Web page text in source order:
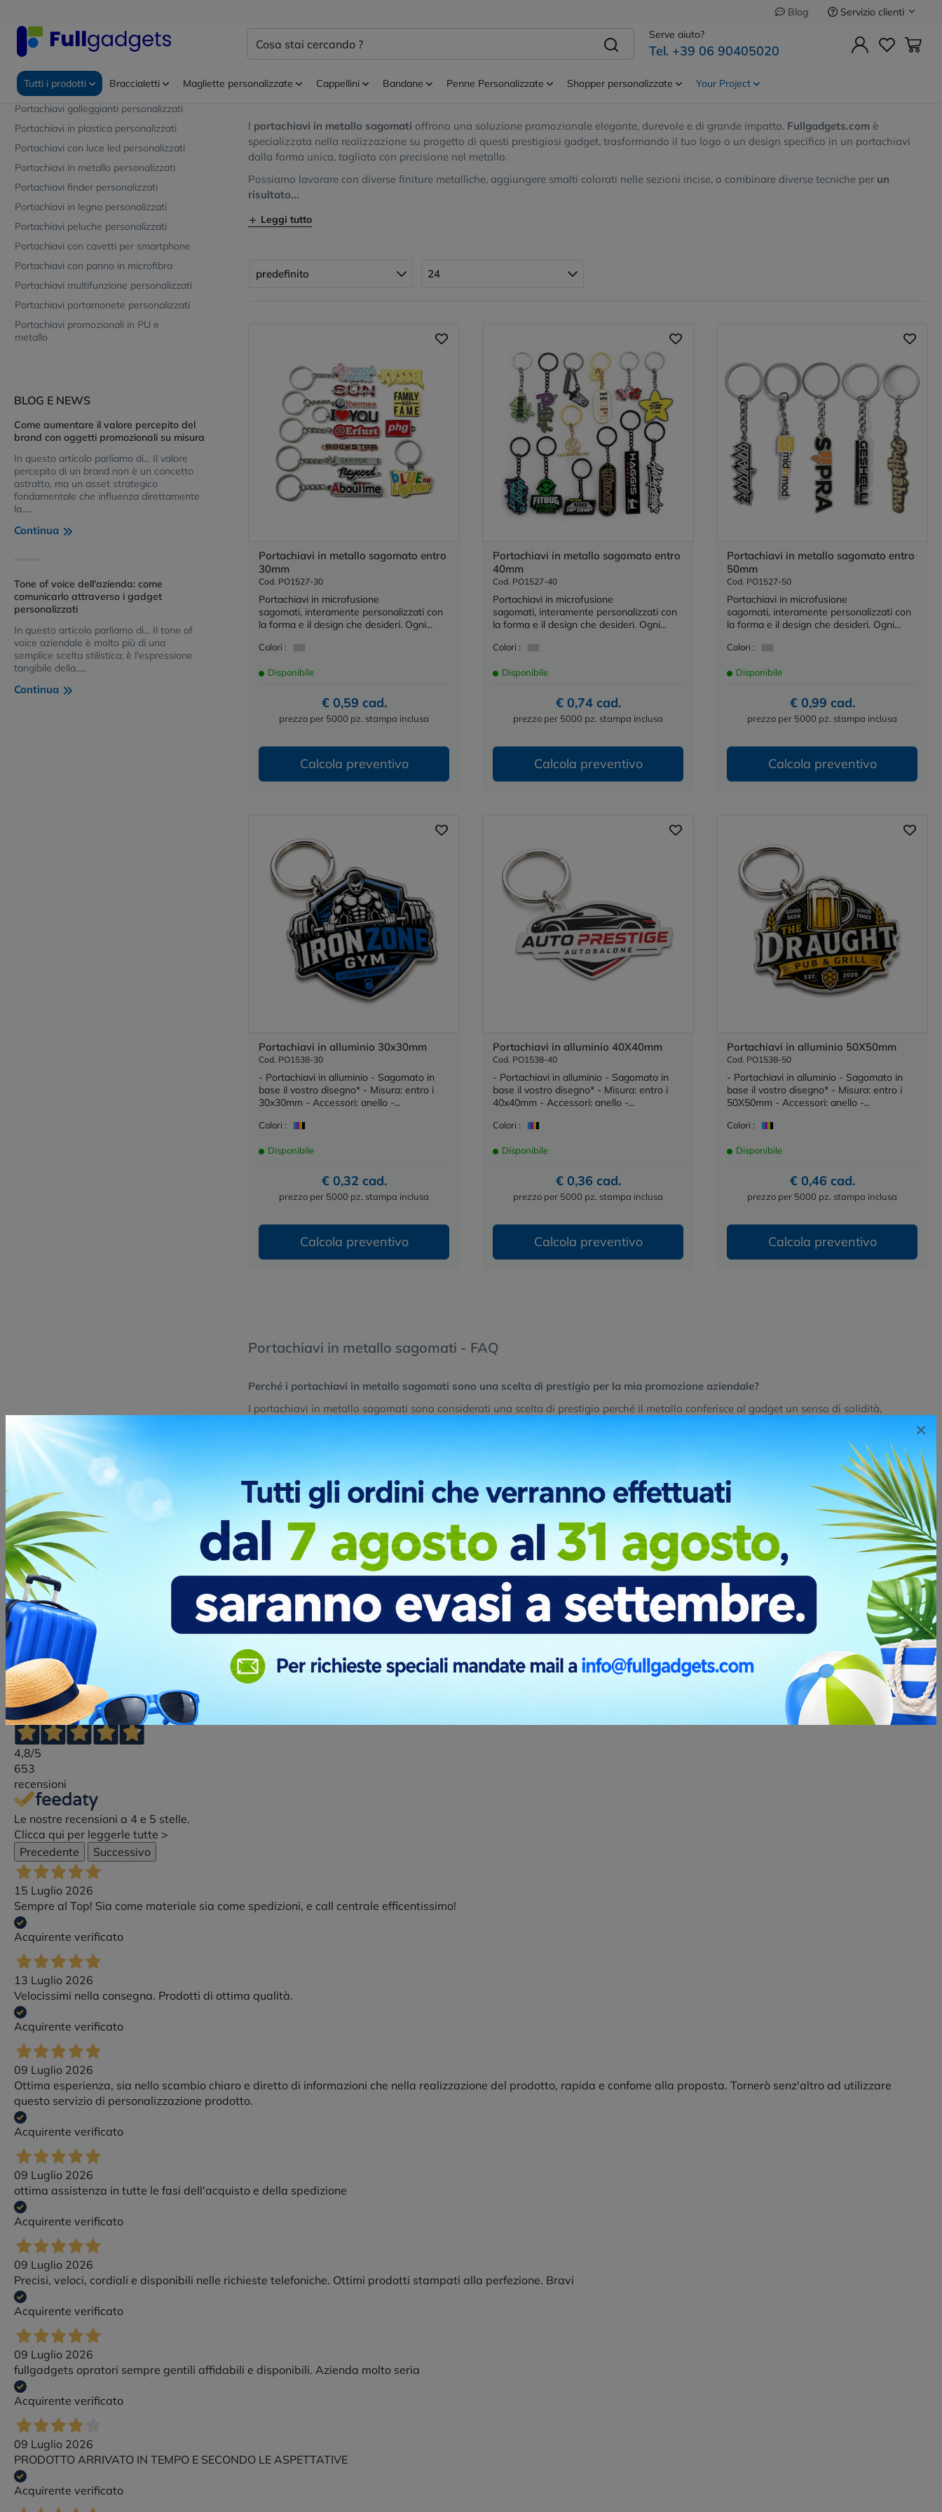
×
Blog
Servizio clienti
Serve aiuto?
Tel. +39 06 90405020
Tutti i prodotti Braccialetti Magliette personalizzate Cappellini Bandane Penne Personalizzate Shopper personalizzate Your Project
Portachiavi in silicone
Portachiavi in acrilico sagomati
Portachiavi con gettone per carrello
Portachiavi apribottiglia personalizzati
Portachiavi galleggianti personalizzati
Portachiavi in plastica personalizzati
Portachiavi con luce led personalizzati
Portachiavi in metallo personalizzati
Portachiavi finder personalizzati
Portachiavi in legno personalizzati
Portachiavi peluche personalizzati
Portachiavi con cavetti per smartphone
Portachiavi con panno in microfibra
Portachiavi multifunzione personalizzati
Portachiavi portamonete personalizzati
Portachiavi promozionali in PU e
metallo
BLOG E NEWS
Come aumentare il valore percepito del
brand con oggetti promozionali su misura
In questo articolo parliamo di... Il valore
percepito di un brand non è un concetto
astratto, ma un asset strategico
fondamentale che influenza direttamente
la.....
Continua
Tone of voice dell'azienda: come
comunicarlo attraverso i gadget
personalizzati
In questo articolo parliamo di... Il tone of
voice aziendale è molto più di una
semplice scelta stilistica; è l'espressione
tangibile della.....
Continua
Home Portachiavi personalizzati Portachiavi Custom Portachiavi metallo sagomati
Portachiavi metallo sagomati
Il tuo logo prende forma: portachiavi in metallo sagomati su misura, unici per il tuo brand con Fullgadgets
I portachiavi in metallo sagomati offrono una soluzione promozionale elegante, durevole e di grande impatto. Fullgadgets.com è
specializzata nella realizzazione su progetto di questi prestigiosi gadget, trasformando il tuo logo o un design specifico in un portachiavi
dalla forma unica, tagliato con precisione nel metallo.
Possiamo lavorare con diverse finiture metalliche, aggiungere smalti colorati nelle sezioni incise, o combinare diverse tecniche per un
risultato...
Leggi tutto
predefinito 24
Portachiavi in metallo sagomato entro
30mm
Cod. PO1527-30
Portachiavi in microfusione
sagomati, interamente personalizzati con
la forma e il design che desideri. Ogni...
Colori :
Disponibile
€ 0,59 cad.
prezzo per 5000 pz. stampa inclusa
Calcola preventivo
Portachiavi in metallo sagomato entro
40mm
Cod. PO1527-40
Portachiavi in microfusione
sagomati, interamente personalizzati con
la forma e il design che desideri. Ogni...
Colori :
Disponibile
€ 0,74 cad.
prezzo per 5000 pz. stampa inclusa
Calcola preventivo
Portachiavi in metallo sagomato entro
50mm
Cod. PO1527-50
Portachiavi in microfusione
sagomati, interamente personalizzati con
la forma e il design che desideri. Ogni...
Colori :
Disponibile
€ 0,99 cad.
prezzo per 5000 pz. stampa inclusa
Calcola preventivo
Portachiavi in alluminio 30x30mm
Cod. PO1538-30
- Portachiavi in alluminio - Sagomato in
base il vostro disegno* - Misura: entro i
30x30mm - Accessori: anello -...
Colori :
Disponibile
€ 0,32 cad.
prezzo per 5000 pz. stampa inclusa
Calcola preventivo
Portachiavi in alluminio 40X40mm
Cod. PO1538-40
- Portachiavi in alluminio - Sagomato in
base il vostro disegno* - Misura: entro i
40x40mm - Accessori: anello -...
Colori :
Disponibile
€ 0,36 cad.
prezzo per 5000 pz. stampa inclusa
Calcola preventivo
Portachiavi in alluminio 50X50mm
Cod. PO1538-50
- Portachiavi in alluminio - Sagomato in
base il vostro disegno* - Misura: entro i
50X50mm - Accessori: anello -...
Colori :
Disponibile
€ 0,46 cad.
prezzo per 5000 pz. stampa inclusa
Calcola preventivo
Portachiavi in metallo sagomati - FAQ
Perché i portachiavi in metallo sagomati sono una scelta di prestigio per la mia promozione aziendale?
I portachiavi in metallo sagomati sono considerati una scelta di prestigio perché il metallo conferisce al gadget un senso di solidità,
durabilità ed eleganza. La possibilità di creare una forma su misura, che magari riproduce fedelmente il logo o un simbolo aziendale, li rende
unici e altamente distintivi. Sono oggetti che vengono conservati a lungo e che comunicano un'immagine di qualità e attenzione al
Quali tecniche si utilizzano per creare la forma e personalizzare i portachiavi in metallo sagomati?
Per creare portachiavi in metallo sagomati su progetto, si parte solitamente da una lastra di metallo che viene tagliata con precisione (ad
esempio tramite fustellatura o taglio laser) per ottenere la forma desiderata. La personalizzazione può avvenire tramite incisione laser o
meccanica, con la possibilità di riempire le incisioni con smalti colorati per un effetto più vivace. Si possono applicare diverse finiture
superficiali (lucide, satinate, anticate) e placcature per ottenere l'aspetto desiderato e garantire un prodotto finale di alta qualità.
Quali sono i tempi di spedizione per un ordine di portachiavi in metallo sagomati personalizzati?
Per i portachiavi in metallo sagomati personalizzati, soprattutto se richiedono la creazione di stampi o lavorazioni complesse per ottenere
forme specifiche e finiture particolari, i tempi di produzione e spedizione dalla nostra sede sono indicativamente di 15/20 giorni lavorativi
per l'Italia e il resto d'Europa. Questi tempi iniziano a decorrere dal ricevimento del pagamento e dall'approvazione definitiva del progetto
grafico o del prototipo. Per le consegne in isole o zone disagiate, si considerano 2/3 giorni lavorativi aggiuntivi.
Ottimo
4,8/5
653
recensioni
Le nostre recensioni a 4 e 5 stelle.
Clicca qui per leggerle tutte >
Precedente
Successivo
15 Luglio 2026
Sempre al Top! Sia come materiale sia come spedizioni, e call centrale efficentissimo!
Acquirente verificato
13 Luglio 2026
Velocissimi nella consegna. Prodotti di ottima qualità.
Acquirente verificato
09 Luglio 2026
Ottima esperienza, sia nello scambio chiaro e diretto di informazioni che nella realizzazione del prodotto, rapida e confome alla proposta. Tornerò senz'altro ad utilizzare
questo servizio di personalizzazione prodotto.
Acquirente verificato
09 Luglio 2026
ottima assistenza in tutte le fasi dell'acquisto e della spedizione
Acquirente verificato
09 Luglio 2026
Precisi, veloci, cordiali e disponibili nelle richieste telefoniche. Ottimi prodotti stampati alla perfezione. Bravi
Acquirente verificato
09 Luglio 2026
fullgadgets opratori sempre gentili affidabili e disponibili. Azienda molto seria
Acquirente verificato
09 Luglio 2026
PRODOTTO ARRIVATO IN TEMPO E SECONDO LE ASPETTATIVE
Acquirente verificato